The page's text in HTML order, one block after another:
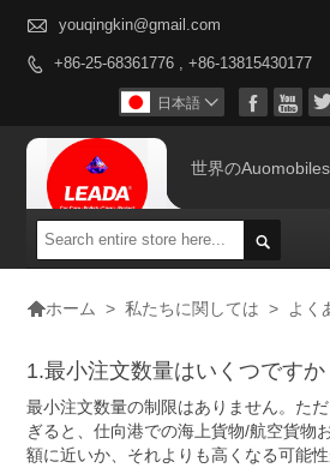
 youqingkin@gmail.com
 +86-25-68361776 , +86-13815430177
 
日本語 
世界の

ホーム > 私たちに関しては > よく
1.最小注文数量はいくつですか
最小注文数量の制限はありません。た
ぎると、仕向港での海上貨物/航空貨物
額に近いか、それよりも高くなる可能